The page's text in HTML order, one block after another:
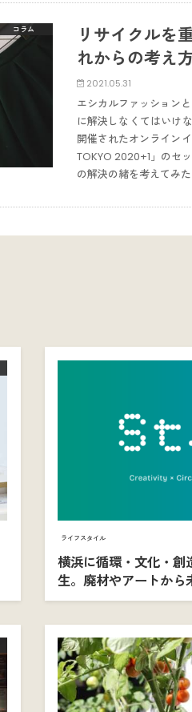
コラム
リサイクルを
れからの考え
2021.05.31
エシカルファッション
に解決しなくてはいけ
開催されたオンライン
TOKYO 2020+1」のセ
の解決の緒を考えてみた
ライフスタイル
横浜に循環・文化・
生。廃材やアートから